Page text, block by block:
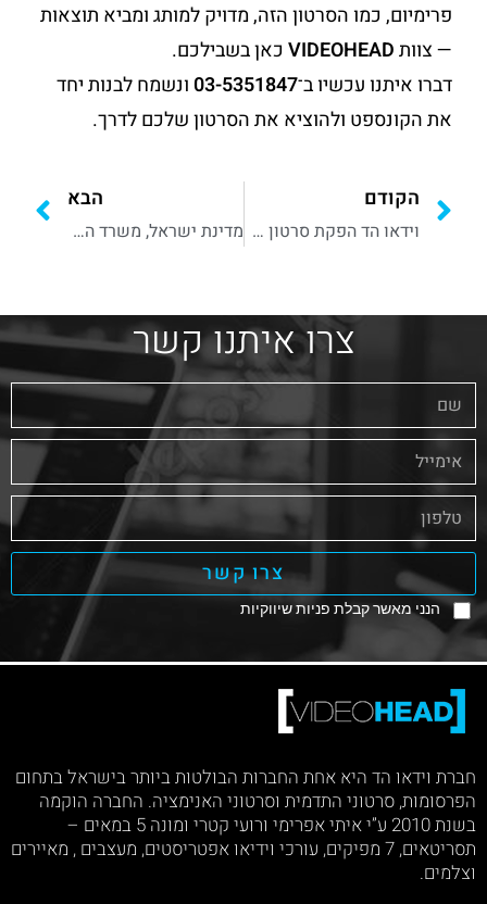
פרימיום, כמו הסרטון הזה, מדויק למותג ומביא תוצאות
— צוותVIDEOHEADכאן בשבילכם.
דברו איתנו עכשיו ב־03-5351847ונשמח לבנות יחד
את הקונספט ולהוציא את הסרטון שלכם לדרך.
הקודם
וידאו הד הפקת סרטון אנימציה דמויות מדברות allbetsme
הבא
מדינת ישראל, משרד החוץ
צרו איתנו קשר
הנני מאשר קבלת פניות שיווקיות
צרו קשר
חברת וידאו הד היא אחת החברות הבולטות ביותר בישראל בתחום
הפרסומות, סרטוני התדמית וסרטוני האנימציה. החברה הוקמה
בשנת 2010 ע”י איתי אפרימי ורועי קטרי ומונה 5 במאים –
תסריטאים, 7 מפיקים, עורכי וידיאו אפטריסטים, מעצבים , מאיירים
וצלמים.